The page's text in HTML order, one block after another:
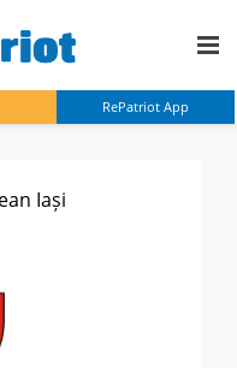
RePatriot App
Iași